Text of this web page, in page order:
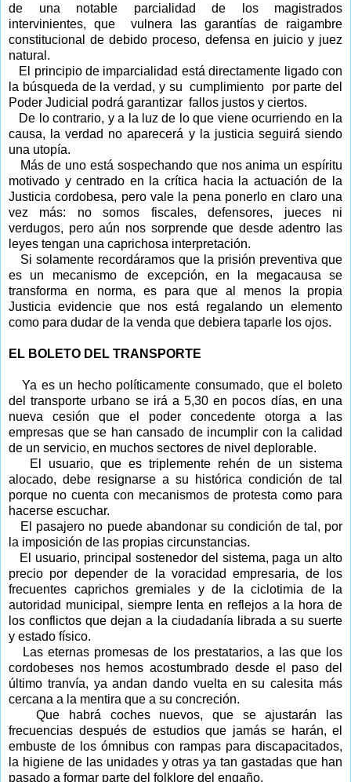
de una notable parcialidad de los magistrados
intervinientes, que vulnera las garantías de raigambre
constitucional de debido proceso, defensa en juicio y juez
natural.
El principio de imparcialidad está directamente ligado con
la búsqueda de la verdad, y su cumplimiento por parte del
Poder Judicial podrá garantizar fallos justos y ciertos.
De lo contrario, y a la luz de lo que viene ocurriendo en la
causa, la verdad no aparecerá y la justicia seguirá siendo
una utopía.
Más de uno está sospechando que nos anima un espíritu
motivado y centrado en la crítica hacia la actuación de la
Justicia cordobesa, pero vale la pena ponerlo en claro una
vez más: no somos fiscales, defensores, jueces ni
verdugos, pero aún nos sorprende que desde adentro las
leyes tengan una caprichosa interpretación.
Si solamente recordáramos que la prisión preventiva que
es un mecanismo de excepción, en la megacausa se
transforma en norma, es para que al menos la propia
Justicia evidencie que nos está regalando un elemento
como para dudar de la venda que debiera taparle los ojos.
EL BOLETO DEL TRANSPORTE
Ya es un hecho políticamente consumado, que el boleto
del transporte urbano se irá a 5,30 en pocos días, en una
nueva cesión que el poder concedente otorga a las
empresas que se han cansado de incumplir con la calidad
de un servicio, en muchos sectores de nivel deplorable.
El usuario, que es triplemente rehén de un sistema
alocado, debe resignarse a su histórica condición de tal
porque no cuenta con mecanismos de protesta como para
hacerse escuchar.
El pasajero no puede abandonar su condición de tal, por
la imposición de las propias circunstancias.
El usuario, principal sostenedor del sistema, paga un alto
precio por depender de la voracidad empresaria, de los
frecuentes caprichos gremiales y de la ciclotimia de la
autoridad municipal, siempre lenta en reflejos a la hora de
los conflictos que dejan a la ciudadanía librada a su suerte
y estado físico.
Las eternas promesas de los prestatarios, a las que los
cordobeses nos hemos acostumbrado desde el paso del
último tranvía, ya andan dando vuelta en su calesita más
cercana a la mentira que a su concreción.
Que habrá coches nuevos, que se ajustarán las
frecuencias después de estudios que jamás se harán, el
embuste de los ómnibus con rampas para discapacitados,
la higiene de las unidades y otras ya tan gastadas que han
pasado a formar parte del folklore del engaño.